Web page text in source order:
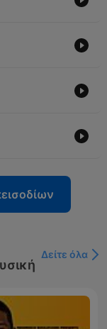
Δείτε όλα